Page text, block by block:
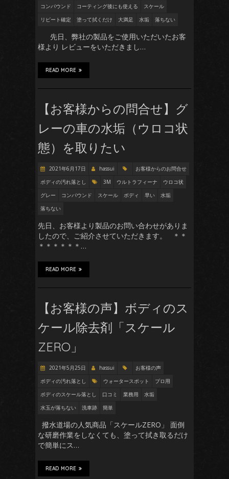
コンパウンド
コーティング後にも使える
スケール
リピート確定
塗って拭くだけ 大満足 水垢 落ちない
先日、弊社の製品をご使用いただいたお客
様より レビューをいただきまし…
READ MORE
【お客様からの問合せ】グ
レーの車の水垢（ウロコ状
態）を取りたい
2021年6月17日 hassui
お客様からのお問合せ
ボディの汚れ落とし
3M ウルトラフィーナ
ウロコ状
グレー
コンパウンド スケール ボディ 早い
水垢
落ちない
先日、お客様より製品のお問い合わせがありま
したので、ご紹介させていただきます。 ＊＊
＊＊＊＊＊＊…
READ MORE
【お客様の声】ボディのス
ケール除去剤「スケール
ZERO」
2021年5月25日 hassui
お客様の声
ボディの汚れ落とし
ウォータースポット
プロ用
ボディのスケール落とし
口コミ 業務用
水垢
水玉が落ちない
洗車跡 簡単
撥水道場の人気商品「スケールZERO」 面倒
な研磨作業をしなくても、塗って拭き取るだけ
で簡単にス…
READ MORE